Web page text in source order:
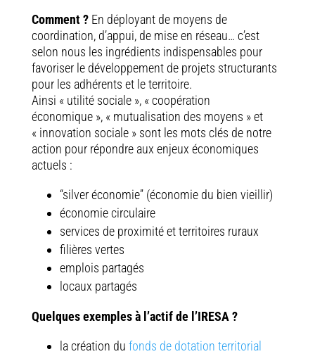
Comment ?En déployant de moyens de
coordination, d’appui, de mise en réseau… c’est
selon nous les ingrédients indispensables pour
favoriser le développement de projets structurants
pour les adhérents et le territoire.
Ainsi « utilité sociale », « coopération
économique », « mutualisation des moyens » et
« innovation sociale » sont les mots clés de notre
action pour répondre aux enjeux économiques
actuels :
“silver économie” (économie du bien vieillir)
économie circulaire
services de proximité et territoires ruraux
filières vertes
emplois partagés
locaux partagés
Quelques exemples à l’actif de l’IRESA ?
la création du fonds de dotation territorial